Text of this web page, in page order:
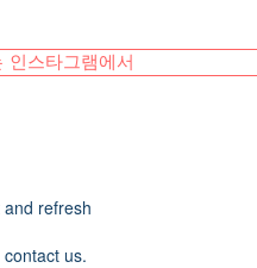
인스타그램에서
refresh
contact us.